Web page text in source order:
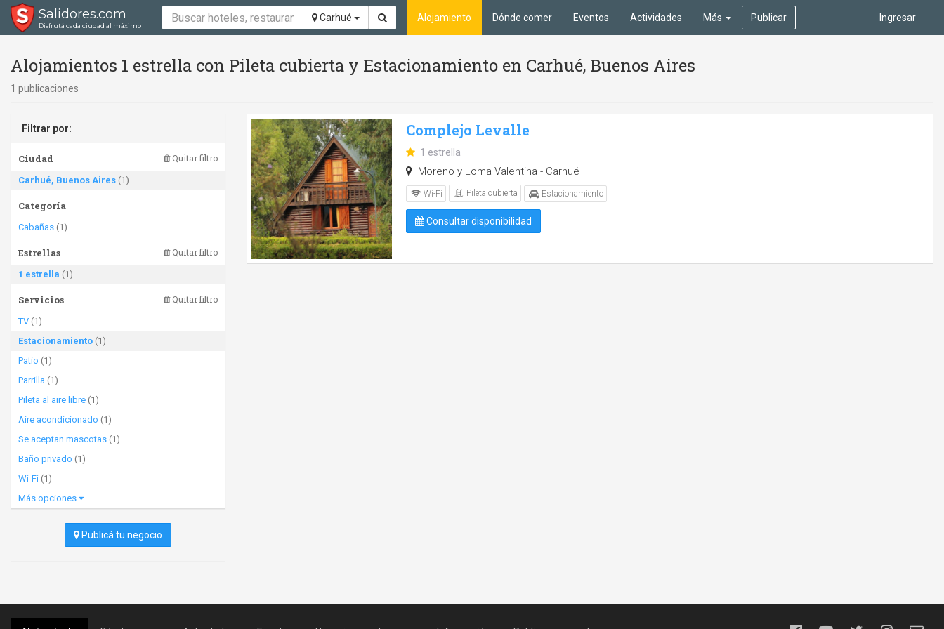
Salidores.com
Disfrutá cada ciudad al máximo
Carhué Ingresar
Alojamiento Dónde comer Eventos Actividades Más Publicar
Alojamientos 1 estrella con Pileta cubierta y Estacionamiento en Carhué, Buenos Aires
1 publicaciones
Filtrar por:
Ciudad Quitar filtro
Carhué, Buenos Aires (1)
Categoría
Cabañas (1)
Estrellas Quitar filtro
1 estrella (1)
Servicios Quitar filtro
TV (1)
Estacionamiento (1)
Patio (1)
Parrilla (1)
Pileta al aire libre (1)
Aire acondicionado (1)
Se aceptan mascotas (1)
Baño privado (1)
Wi-Fi (1)
Más opciones
Publicá tu negocio
Complejo Levalle
1 estrella
Moreno y Loma Valentina - Carhué
Wi-Fi Pileta cubierta Estacionamiento
Consultar disponibilidad